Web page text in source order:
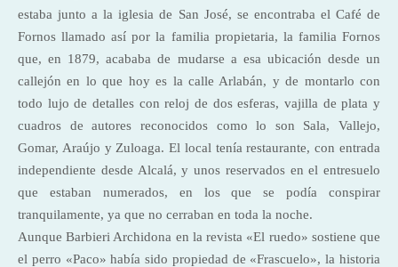
estaba junto a la iglesia de San José, se encontraba el Café de
Fornos llamado así por la familia propietaria, la familia Fornos
que, en 1879, acababa de mudarse a esa ubicación desde un
callejón en lo que hoy es la calle Arlabán, y de montarlo con
todo lujo de detalles con reloj de dos esferas, vajilla de plata y
cuadros de autores reconocidos como lo son Sala, Vallejo,
Gomar, Araújo y Zuloaga. El local tenía restaurante, con entrada
independiente desde Alcalá, y unos reservados en el entresuelo
que estaban numerados, en los que se podía conspirar
tranquilamente, ya que no cerraban en toda la noche.
Aunque Barbieri Archidona en la revista «El ruedo» sostiene que
el perro «Paco» había sido propiedad de «Frascuelo», la historia